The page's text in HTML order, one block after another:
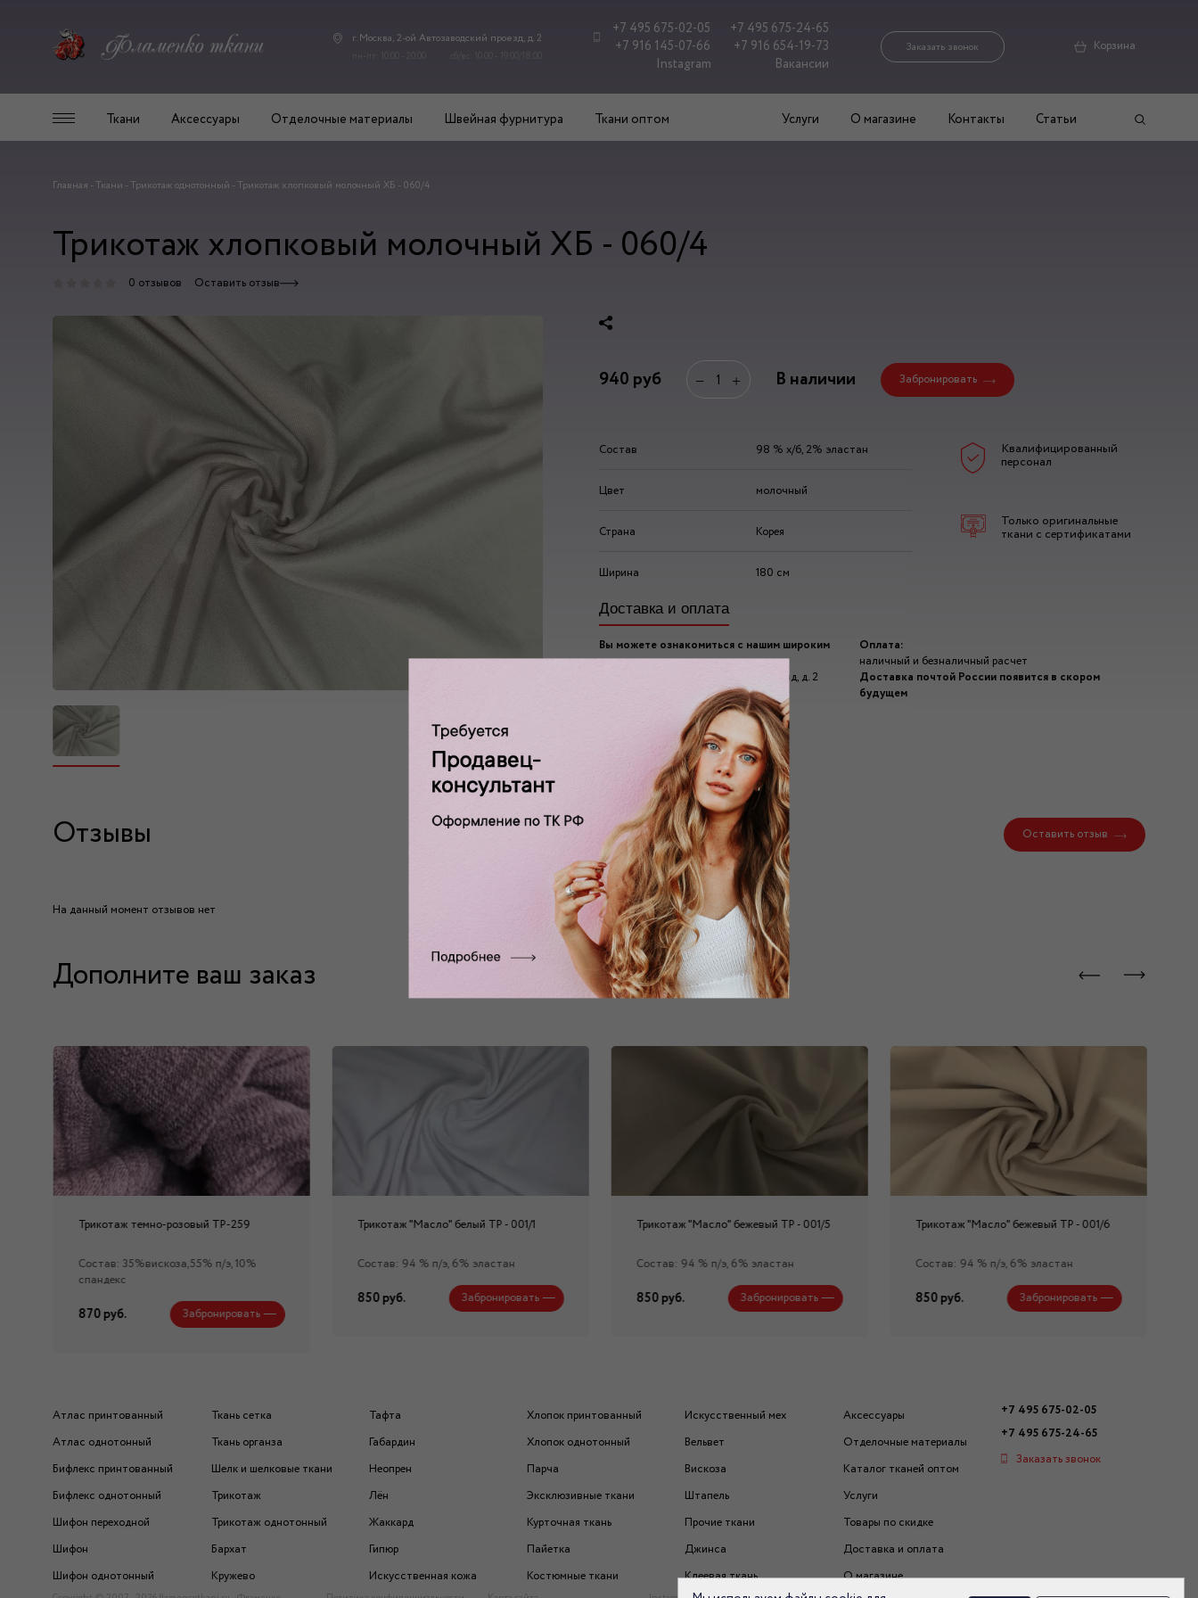
г. Москва, 2-ой Автозаводский проезд, д. 2
+7 495 675-02-05
+7 495 675-24-65
+7 916 145-07-66
+7 916 654-19-73
Instagram
Вакансии
Заказать звонок Корзина
Ткани Аксессуары Отделочные материалы Швейная фурнитура Ткани оптом Услуги О магазине Контакты Статьи
Главная - Ткани - Трикотаж однотонный - Трикотаж хлопковый молочный ХБ - 060/4
Трикотаж хлопковый молочный ХБ - 060/4
0 отзывов Оставить отзыв
940 руб − + В наличии Забронировать
Состав 98 % х/б, 2% эластан
Цвет молочный
Страна Корея
Ширина 180 см
Квалифицированный
персонал
Только оригинальные
ткани с сертификатами
Доставка и оплата
Вы можете ознакомиться с нашим широким
ассортиментом по адресу:
г. Москва, 2-ой Автозаводский проезд, д. 2
пн-пт: 10.00 - 20.00
сб/вс: 10.00 - 19.00/18.00
Оплата:
наличный и безналичный расчет
Доставка почтой России появится в скором
будущем
Отзывы Оставить отзыв
На данный момент отзывов нет
Дополните ваш заказ
Трикотаж темно-розовый ТР-259
Состав: 35%вискоза,55% п/э, 10%
спандекс
870 руб. Забронировать
Трикотаж "Масло" белый ТР - 001/1
Состав: 94 % п/э, 6% эластан
850 руб. Забронировать
Трикотаж "Масло" бежевый ТР - 001/5
Состав: 94 % п/э, 6% эластан
850 руб. Забронировать
Трикотаж "Масло" бежевый ТР - 001/6
Состав: 94 % п/э, 6% эластан
850 руб. Забронировать
Атлас принтованный
Атлас однотонный
Бифлекс принтованный
Бифлекс однотонный
Шифон переходной
Шифон
Шифон однотонный
Ткань сетка
Ткань органза
Шелк и шелковые ткани
Трикотаж
Трикотаж однотонный
Бархат
Кружево
Тафта
Габардин
Неопрен
Лён
Жаккард
Гипюр
Искусственная кожа
Хлопок принтованный
Хлопок однотонный
Парча
Эксклюзивные ткани
Курточная ткань
Пайетка
Костюмные ткани
Искусственный мех
Вельвет
Вискоза
Штапель
Прочие ткани
Джинса
Клеевая ткань
Аксессуары
Отделочные материалы
Каталог тканей оптом
Услуги
Товары по скидке
Доставка и оплата
О магазине
+7 495 675-02-05
+7 495 675-24-65
Заказать звонок